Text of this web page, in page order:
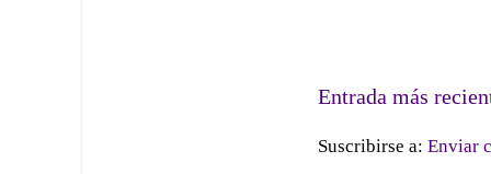
Entrada más
Suscribirse a: Enviar